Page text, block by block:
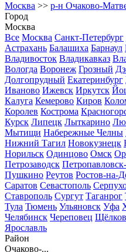
Москва >> р-н Очаково-
Город
Москва
Все Москва Санкт-Петербург
Астрахань Балашиха Барнаул
Владивосток Владикавказ
Вологда Воронеж Грозный
Долгопрудный Екатеринбург
Иваново Ижевск Иркутск
Калуга Кемерово Киров
Королев Кострома
Курск Липецк Лыткарино
Мытищи Набережные Челны
Нижний Тагил Новокузнецк
Норильск Одинцово Омск
Петрозаводск
Пушкино Реутов Ростов-на-
Саратов Севастополь
Ставрополь Сургут Таганрог
Тула Тюмень Ульяновск Уфа
Челябинск Череповец
Ярославль
Район
Очаково-...